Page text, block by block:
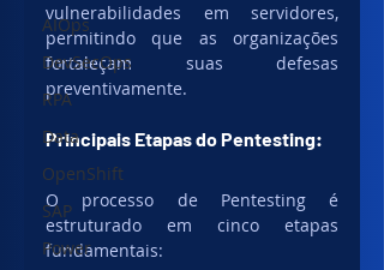
AIOps
DevSecOps
RPA
Data
OpenShift
SAP
Power
vulnerabilidades em servidores,
permitindo que as organizações
fortaleçam suas defesas
preventivamente.
Principais Etapas do Pentesting:
O processo de Pentesting é
estruturado em cinco etapas
fundamentais: